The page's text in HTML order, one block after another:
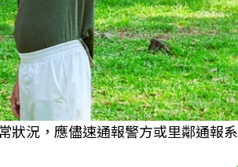
狀況，應儘速通報警方或里鄰通報